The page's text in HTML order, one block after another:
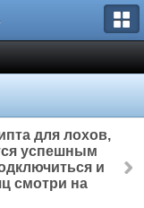
для лохов,
успешным
и
смотри на